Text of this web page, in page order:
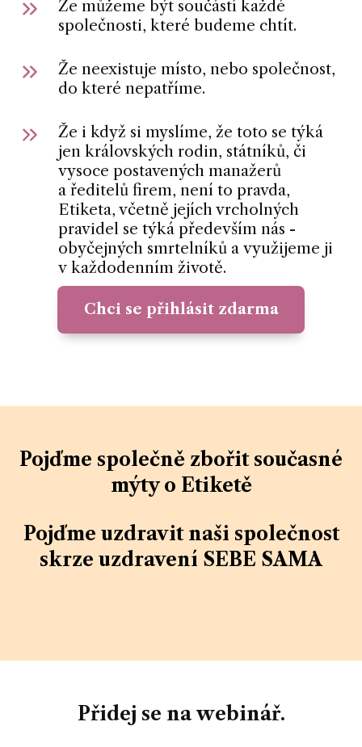
Že můžeme být součástí každé
společnosti, které budeme chtít.
Že neexistuje místo, nebo společnost,
do které nepatříme.
Že i když si myslíme, že toto se týká
jen královských rodin, státníků, či
vysoce postavených manažerů
a ředitelů firem, není to pravda,
Etiketa, včetně jejích vrcholných
pravidel se týká především nás -
obyčejných smrtelníků a využijeme ji
v každodenním životě.
Chci se přihlásit zdarma
Pojďme společně zbořit současné
mýty o Etiketě
Pojďme uzdravit naši společnost
skrze uzdravení SEBE SAMA
Přidej se na webinář.